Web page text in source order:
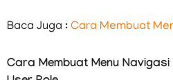
Baca Juga : Cara Membuat
Cara Membuat Menu